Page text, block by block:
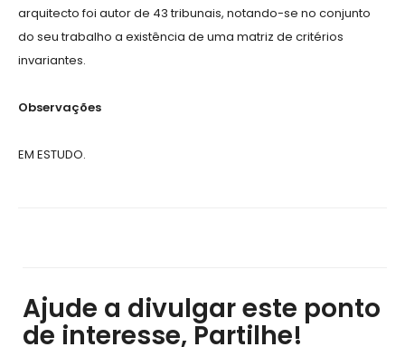
arquitecto foi autor de 43 tribunais, notando-se no conjunto
do seu trabalho a existência de uma matriz de critérios
invariantes.
Observações
EM ESTUDO.
Ajude a divulgar este ponto
de interesse, Partilhe!